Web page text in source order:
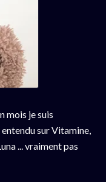
mois je suis
sur Vitamine,
... vraiment pas